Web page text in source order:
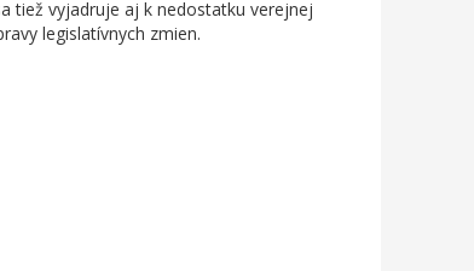
tiež vyjadruje aj k nedostatku verejnej
legislatívnych zmien.